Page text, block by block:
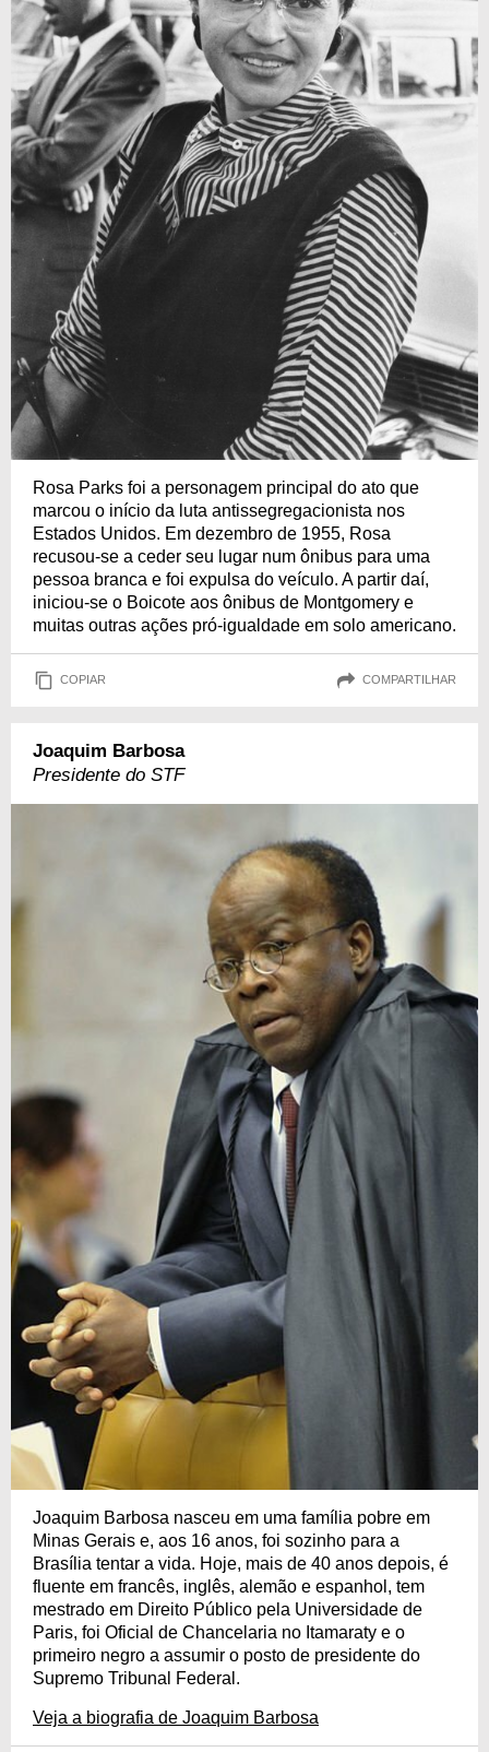
Rosa Parks foi a personagem principal do ato que
marcou o início da luta antissegregacionista nos
Estados Unidos. Em dezembro de 1955, Rosa
recusou-se a ceder seu lugar num ônibus para uma
pessoa branca e foi expulsa do veículo. A partir daí,
iniciou-se o Boicote aos ônibus de Montgomery e
muitas outras ações pró-igualdade em solo americano.
COPIAR COMPARTILHAR
Joaquim Barbosa
Presidente do STF
Joaquim Barbosa nasceu em uma família pobre em
Minas Gerais e, aos 16 anos, foi sozinho para a
Brasília tentar a vida. Hoje, mais de 40 anos depois, é
fluente em francês, inglês, alemão e espanhol, tem
mestrado em Direito Público pela Universidade de
Paris, foi Oficial de Chancelaria no Itamaraty e o
primeiro negro a assumir o posto de presidente do
Supremo Tribunal Federal.
Veja a biografia de Joaquim Barbosa